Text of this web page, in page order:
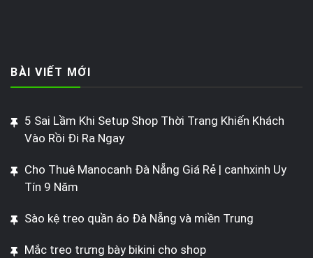
BÀI VIẾT MỚI
5 Sai Lầm Khi Setup Shop Thời Trang Khiến Khách
Vào Rồi Đi Ra Ngay
Cho Thuê Manocanh Đà Nẵng Giá Rẻ | canhxinh Uy
Tín 9 Năm
Sào kệ treo quần áo Đà Nẵng và miền Trung
Mắc treo trưng bày bikini cho shop